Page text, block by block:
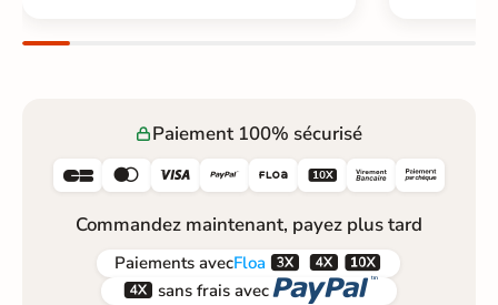
Paiement 100% sécurisé
     
Commandez maintenant, payez plus tard
Paiements avecFloa  
 sans frais avec 